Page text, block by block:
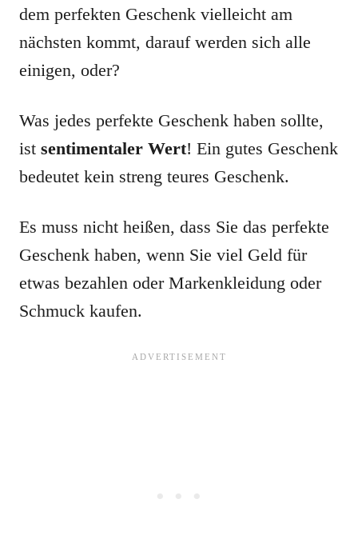
dem perfekten Geschenk vielleicht am
nächsten kommt, darauf werden sich alle
einigen, oder?
Was jedes perfekte Geschenk haben sollte,
ist sentimentaler Wert! Ein gutes Geschenk
bedeutet kein streng teures Geschenk.
Es muss nicht heißen, dass Sie das perfekte
Geschenk haben, wenn Sie viel Geld für
etwas bezahlen oder Markenkleidung oder
Schmuck kaufen.